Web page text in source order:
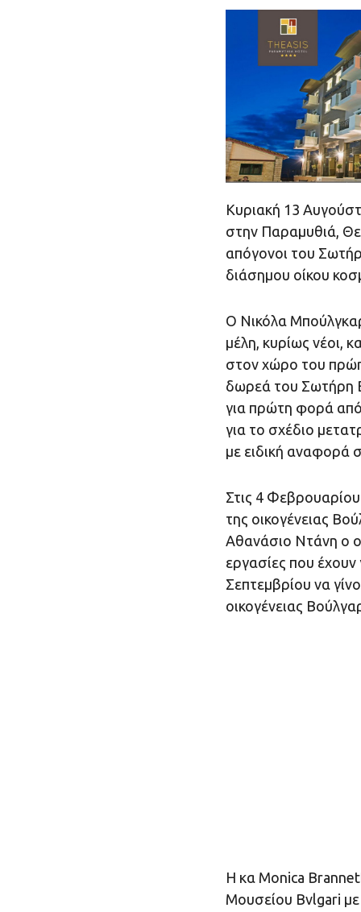
Κυριακή 13
στην Παραμυθιά,
απόγονοι του
διάσημου οίκου
Ο Νικόλα
μέλη, κυρίως νέοι,
στον χώρο του
δωρεά του Σωτήρη
για πρώτη φορά από
για το σχέδιο
με ειδική αναφορά
Στις 4
της οικογένειας
Αθανάσιο Ντάνη ο
εργασίες που
Σεπτεμβρίου να
οικογένειας
Η κα Monica
Μουσείου Bvlgari